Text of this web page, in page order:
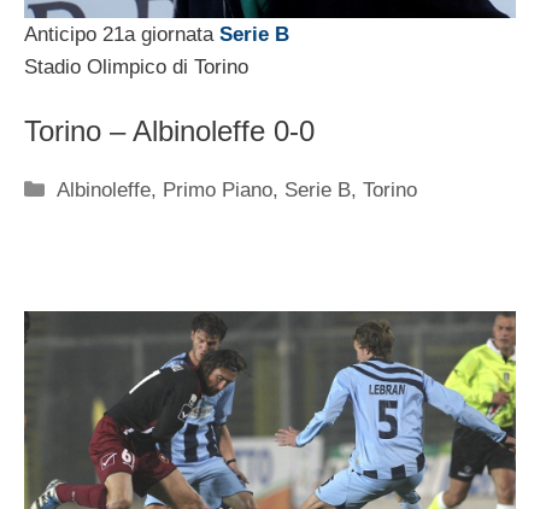
Anticipo 21a giornata Serie B
Stadio Olimpico di Torino
Torino – Albinoleffe 0-0
Categorie
Albinoleffe, Primo Piano, Serie B,Torino